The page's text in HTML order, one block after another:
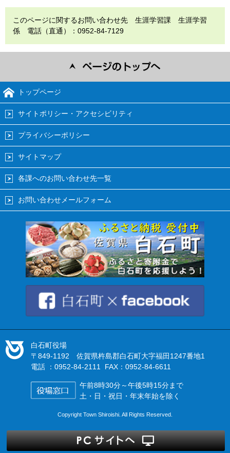
このページに関するお問い合わせ先 生涯学習課 生涯学習
係 電話（直通）：0952-84-7129
トップページ
サイトポリシー・アクセシビリティ
プライバシーポリシー
サイトマップ
各課へのお問い合わせ先一覧
お問い合わせメールフォーム
白石町役場
〒849-1192 佐賀県杵島郡白石町大字福田1247番地1
電話 ：0952-84-2111 FAX：0952-84-6611
午前8時30分～午後5時15分まで
土・日・祝日・年末年始を除く
Copyright Town Shiroishi. All Rights Reserved.